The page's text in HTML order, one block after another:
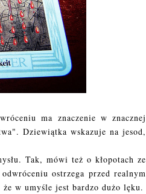
ma znaczenie w znacznej
Dziewiątka wskazuje na jesod,
Tak, mówi też o kłopotach ze
ostrzega przed realnym
w umyśle jest bardzo dużo lęku.